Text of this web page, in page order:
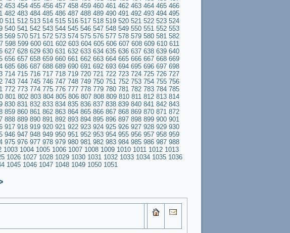
453 454 455 456 457 458 459 460 461 462 463 464 465 466
482 483 484 485 486 487 488 489 490 491 492 493 494 495
511 512 513 514 515 516 517 518 519 520 521 522 523 524
540 541 542 543 544 545 546 547 548 549 550 551 552 553
569 570 571 572 573 574 575 576 577 578 579 580 581 582
598 599 600 601 602 603 604 605 606 607 608 609 610 611
627 628 629 630 631 632 633 634 635 636 637 638 639 640
656 657 658 659 660 661 662 663 664 665 666 667 668 669
685 686 687 688 689 690 691 692 693 694 695 696 697 698
714 715 716 717 718 719 720 721 722 723 724 725 726 727
743 744 745 746 747 748 749 750 751 752 753 754 755 756
772 773 774 775 776 777 778 779 780 781 782 783 784 785
801 802 803 804 805 806 807 808 809 810 811 812 813 814
830 831 832 833 834 835 836 837 838 839 840 841 842 843
859 860 861 862 863 864 865 866 867 868 869 870 871 872
888 889 890 891 892 893 894 895 896 897 898 899 900 901
917 918 919 920 921 922 923 924 925 926 927 928 929 930
946 947 948 949 950 951 952 953 954 955 956 957 958 959
975 976 977 978 979 980 981 982 983 984 985 986 987 988
1003 1004 1005 1006 1007 1008 1009 1010 1011 1012 1013
1026 1027 1028 1029 1030 1031 1032 1033 1034 1035 1036
1045 1046 1047 1048 1049 1050 1051